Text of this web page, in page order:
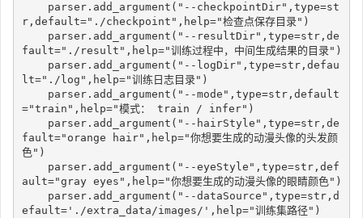
    parser
. add_argument ( "--checkpointDir" , type=st
r, default="./checkpoint" , help="检查点保存目录" )
    parser
. add_argument ( "--resultDir" , type=str, de
fault="./result" , help="训练过程中，中间生成结果的目录" )
    parser
. add_argument ( "--logDir" , type=str, defau
lt="./log" , help="训练日志目录" )
    parser
. add_argument ( "--mode" , type=str, default
="train" , help="模式： train / infer" )
    parser
. add_argument ( "--hairStyle" , type=str, de
fault="orange hair" , help="你想要生成的动漫头像的头发颜
色" )
    parser
. add_argument ( "--eyeStyle" , type=str, def
ault="gray eyes" , help="你想要生成的动漫头像的眼睛颜色" )
    parser
. add_argument ( "--dataSource" , type=str, d
efault='./extra_data/images/' , help="训练集路径" )